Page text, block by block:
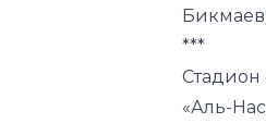
«Аль-
Голы:
Футбол